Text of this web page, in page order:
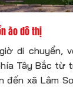
ào đô thị
di chuyển,
Tây Bắc từ
đến xã Lâm